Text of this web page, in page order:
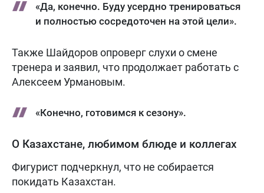
«Да, конечно. Буду усердно тренироваться
и полностью сосредоточен на этой цели».
Также Шайдоров опроверг слухи о смене
тренера и заявил, что продолжает работать с
Алексеем Урмановым.
«Конечно, готовимся к сезону».
О Казахстане, любимом блюде и коллегах
Фигурист подчеркнул, что не собирается
покидать Казахстан.